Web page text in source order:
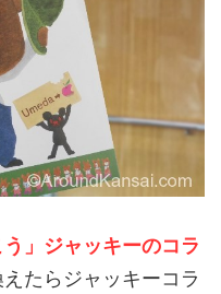
」ジャッキーのコラ
たらジャッキーコラ